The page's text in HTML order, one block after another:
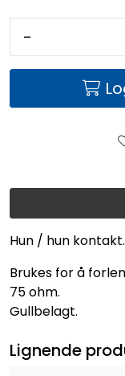
Hun / hun kontakt.
Brukes for å
75 ohm.
Gullbelagt.
-
Lignende